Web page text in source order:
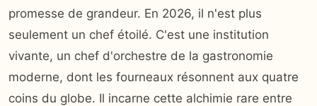
promesse de grandeur. En 2026, il n'est plus
seulement un chef étoilé. C'est une institution
vivante, un chef d'orchestre de la gastronomie
moderne, dont les fourneaux résonnent aux quatre
coins du globe. Il incarne cette alchimie rare entre